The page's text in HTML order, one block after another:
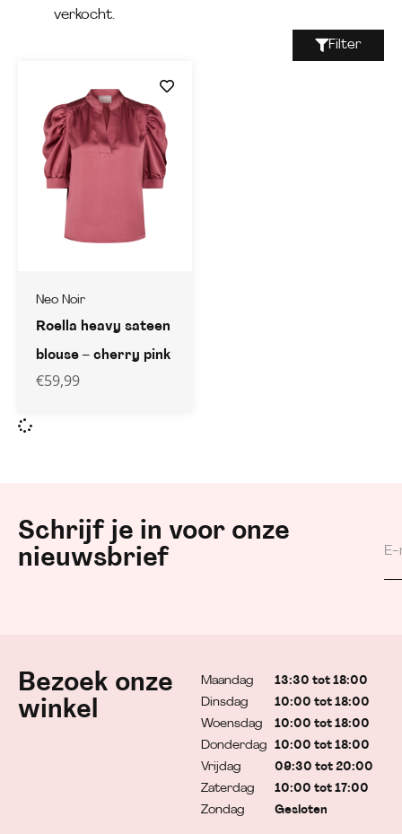
verkocht.
Filter
Neo Noir
Roella heavy sateen
blouse – cherry pink
€59,99
Schrijf je in voor onze
nieuwsbrief
Bezoek onze
winkel
Maandag
Dinsdag
Woensdag
Donderdag
Vrijdag
Zaterdag
Zondag
13:30 tot 18:00
10:00 tot 18:00
10:00 tot 18:00
10:00 tot 18:00
09:30 tot 20:00
10:00 tot 17:00
Gesloten